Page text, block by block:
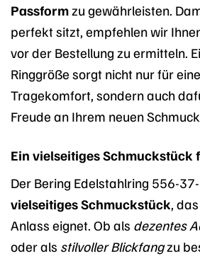
Passform zu gewährleisten.
perfekt sitzt, empfehlen wir
vor der Bestellung zu ermitteln.
Ringgröße sorgt nicht nur für
Tragekomfort, sondern auch
Freude an Ihrem neuen
Ein vielseitiges Schmuckstück
Der Bering Edelstahlring 556-
vielseitiges Schmuckstück,
Anlass eignet. Ob als dezentes
oder als stilvoller Blickfangzu